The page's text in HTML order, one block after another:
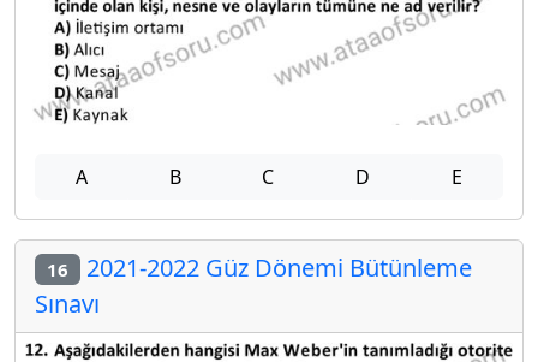
A B C D E
16 2021-2022 Güz Dönemi Bütünleme
Sınavı